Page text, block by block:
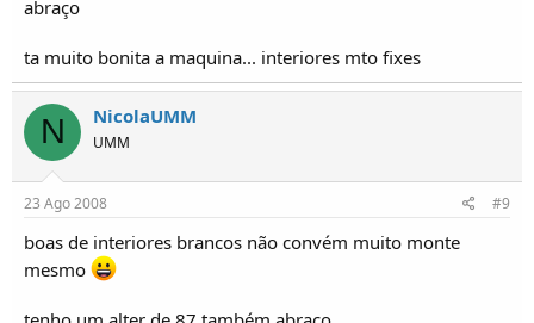
abraço
ta muito bonita a maquina... interiores mto fixes
N NicolaUMM
UMM
23 Ago 2008 #9
boas de interiores brancos não convém muito monte
mesmo